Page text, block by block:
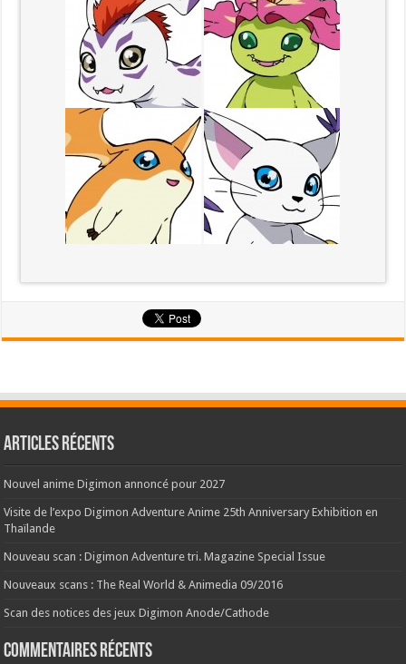
Articles récents
Nouvel anime Digimon annoncé pour 2027
Visite de l’expo Digimon Adventure Anime 25th Anniversary Exhibition en
Thaïlande
Nouveau scan : Digimon Adventure tri. Magazine Special Issue
Nouveaux scans : The Real World & Animedia 09/2016
Scan des notices des jeux Digimon Anode/Cathode
Commentaires récents